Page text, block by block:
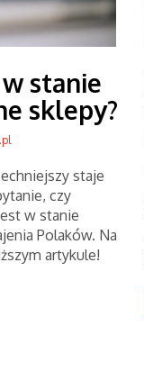
stanie
sklepy?
staje
czy
w stanie
Polaków. Na
artykule!